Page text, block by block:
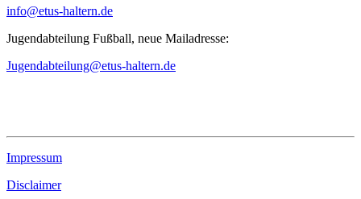
info@etus-haltern.de
Jugendabteilung Fußball, neue Mailadresse:
Jugendabteilung@etus-haltern.de
Impressum
Disclaimer